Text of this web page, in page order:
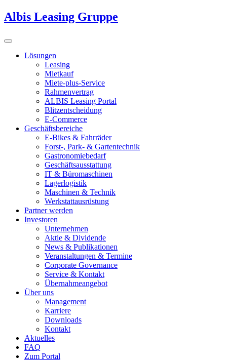
Albis Leasing Gruppe
Lösungen
Leasing
Mietkauf
Miete-plus-Service
Rahmenvertrag
ALBIS Leasing Portal
Blitzentscheidung
E-Commerce
Geschäftsbereiche
E-Bikes & Fahrräder
Forst-, Park- & Gartentechnik
Gastronomiebedarf
Geschäftsausstattung
IT & Büromaschinen
Lagerlogistik
Maschinen & Technik
Werkstattausrüstung
Partner werden
Investoren
Unternehmen
Aktie & Dividende
News & Publikationen
Veranstaltungen & Termine
Corporate Governance
Service & Kontakt
Übernahmeangebot
Über uns
Management
Karriere
Downloads
Kontakt
Aktuelles
FAQ
Zum Portal